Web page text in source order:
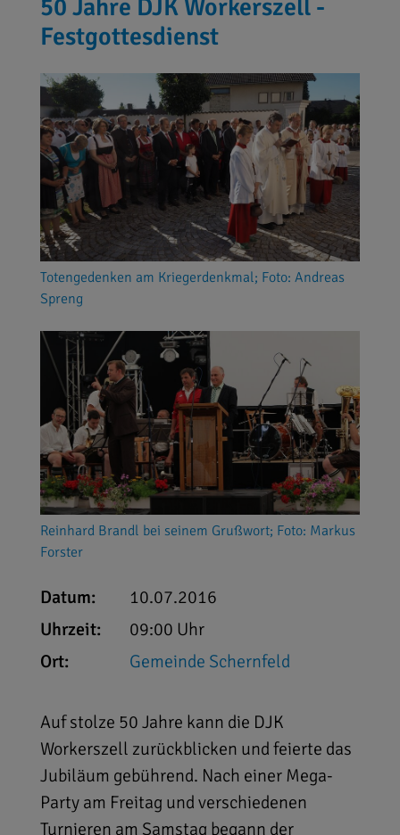
50 Jahre DJK Workerszell -
Festgottesdienst
Totengedenken am Kriegerdenkmal; Foto: Andreas
Spreng
Reinhard Brandl bei seinem Grußwort; Foto: Markus
Forster
Datum:
10.07.2016
Uhrzeit:
09:00 Uhr
Ort:
Gemeinde Schernfeld
Auf stolze 50 Jahre kann die DJK
Workerszell zurückblicken und feierte das
Jubiläum gebührend. Nach einer Mega-
Party am Freitag und verschiedenen
Turnieren am Samstag begann der